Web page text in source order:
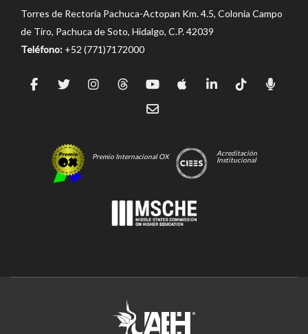
Torres de Rectoría Pachuca-Actopan Km. 4.5, Colonia Campo
de Tiro, Pachuca de Soto, Hidalgo, C.P. 42039
Teléfono: +52 (771)7172000
Premio Internacional OX
Acreditación
Institucional